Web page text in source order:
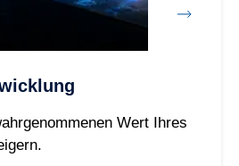
Wert Ihres